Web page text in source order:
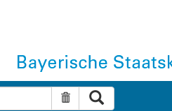
Suche zurücksetzen